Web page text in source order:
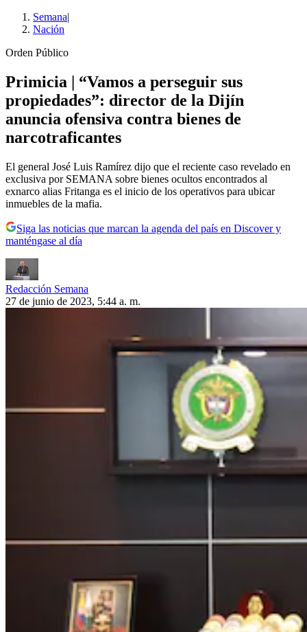
Semana|
Nación
Orden Público
Primicia | “Vamos a perseguir sus
propiedades”: director de la Dijín
anuncia ofensiva contra bienes de
narcotraficantes
El general José Luis Ramírez dijo que el reciente caso revelado en
exclusiva por SEMANA sobre bienes ocultos encontrados al
exnarco alias Fritanga es el inicio de los operativos para ubicar
inmuebles de la mafia.
Siga las noticias que marcan la agenda del país en Discover y
manténgase al día
Redacción Semana
27 de junio de 2023, 5:44 a. m.